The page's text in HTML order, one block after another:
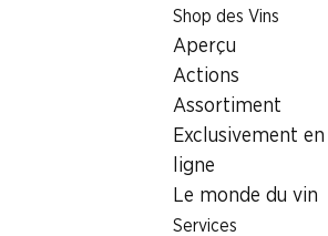
Shop des Vins
Aperçu
Actions
Assortiment
Exclusivement en
ligne
Le monde du vin
Services
Heures d'ouverture